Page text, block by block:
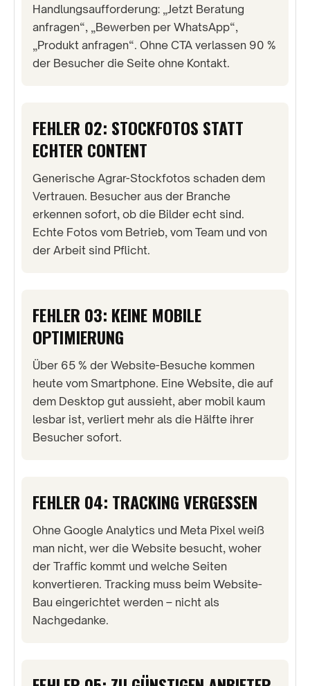
Handlungsaufforderung: „Jetzt Beratung
anfragen“, „Bewerben per WhatsApp“,
„Produkt anfragen“. Ohne CTA verlassen 90 %
der Besucher die Seite ohne Kontakt.
FEHLER 02: STOCKFOTOS STATT
ECHTER CONTENT
Generische Agrar-Stockfotos schaden dem
Vertrauen. Besucher aus der Branche
erkennen sofort, ob die Bilder echt sind.
Echte Fotos vom Betrieb, vom Team und von
der Arbeit sind Pflicht.
FEHLER 03: KEINE MOBILE
OPTIMIERUNG
Über 65 % der Website-Besuche kommen
heute vom Smartphone. Eine Website, die auf
dem Desktop gut aussieht, aber mobil kaum
lesbar ist, verliert mehr als die Hälfte ihrer
Besucher sofort.
FEHLER 04: TRACKING VERGESSEN
Ohne Google Analytics und Meta Pixel weiß
man nicht, wer die Website besucht, woher
der Traffic kommt und welche Seiten
konvertieren. Tracking muss beim Website-
Bau eingerichtet werden – nicht als
Nachgedanke.